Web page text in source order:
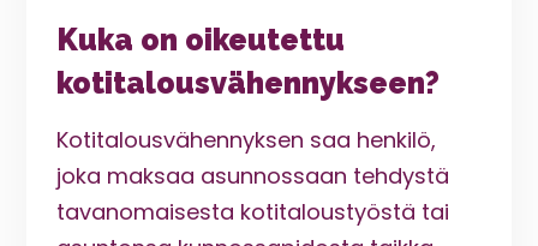
Kuka on oikeutettu
kotitalousvähennykseen?
Kotitalousvähennyksen saa henkilö,
joka maksaa asunnossaan tehdystä
tavanomaisesta kotitaloustyöstä tai